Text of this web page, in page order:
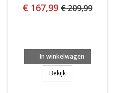
€ 167,99 € 209,99
In winkelwagen
BekijkTecnifibre TF-X1 v2